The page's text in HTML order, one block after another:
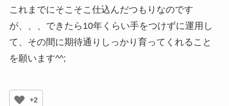
これまでにそこそこ仕込んだつもりなのです
が、、、できたら10年くらい手をつけずに運用し
て、その間に期待通りしっかり育ってくれること
を願います^^;
+2